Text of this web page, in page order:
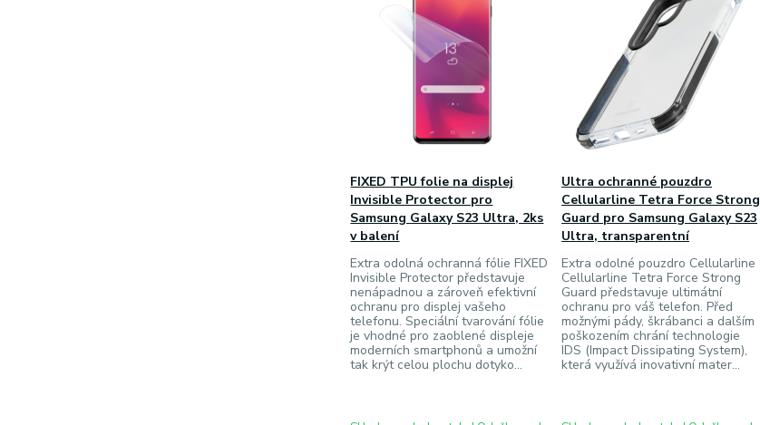
FIXED TPU folie na displej
Invisible Protector pro
Samsung Galaxy S23 Ultra, 2ks
v balení
Extra odolná ochranná fólie FIXED
Invisible Protector představuje
nenápadnou a zároveň efektivní
ochranu pro displej vašeho
telefonu. Speciální tvarování fólie
je vhodné pro zaoblené displeje
moderních smartphonů a umožní
tak krýt celou plochu dotyko...
Ultra ochranné pouzdro
Cellularline Tetra Force Strong
Guard pro Samsung Galaxy S23
Ultra, transparentní
Extra odolné pouzdro Cellularline
Cellularline Tetra Force Strong
Guard představuje ultimátní
ochranu pro váš telefon. Před
možnými pády, škrábanci a dalším
poškozením chrání technologie
IDS (Impact Dissipating System),
která využívá inovativní mater...